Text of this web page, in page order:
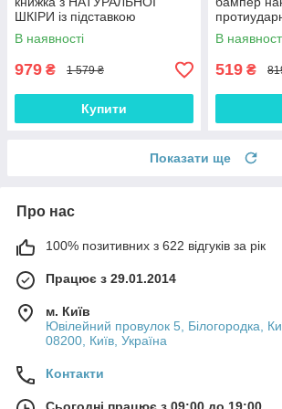
ШКІРИ із підставкою
візитницею протиударний
магнітний "BULL"
В наявності
979 ₴ 1 579 ₴
Купити
В
519 ₴
Показати ще
Про нас
100% позитивних з 622 відгуків за рік
Працює з 29.01.2014
м. Київ
Ювілейний провулок 5, Білогородка,
08200, Київ, Україна
Контакти